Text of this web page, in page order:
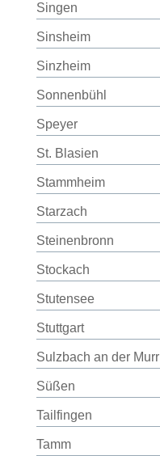
Singen
Sinsheim
Sinzheim
Sonnenbühl
Speyer
St. Blasien
Stammheim
Starzach
Steinenbronn
Stockach
Stutensee
Stuttgart
Sulzbach an der Murr
Süßen
Tailfingen
Tamm